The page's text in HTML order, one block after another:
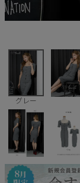
JENNNY
COMEX
Rechercher
Pleaser
グレー